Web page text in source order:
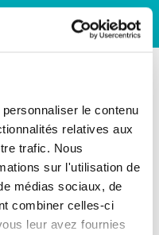
le contenu
relatives aux
trafic. Nous
sur l'utilisation de
médias sociaux, de
combiner celles-ci
leur avez fournies